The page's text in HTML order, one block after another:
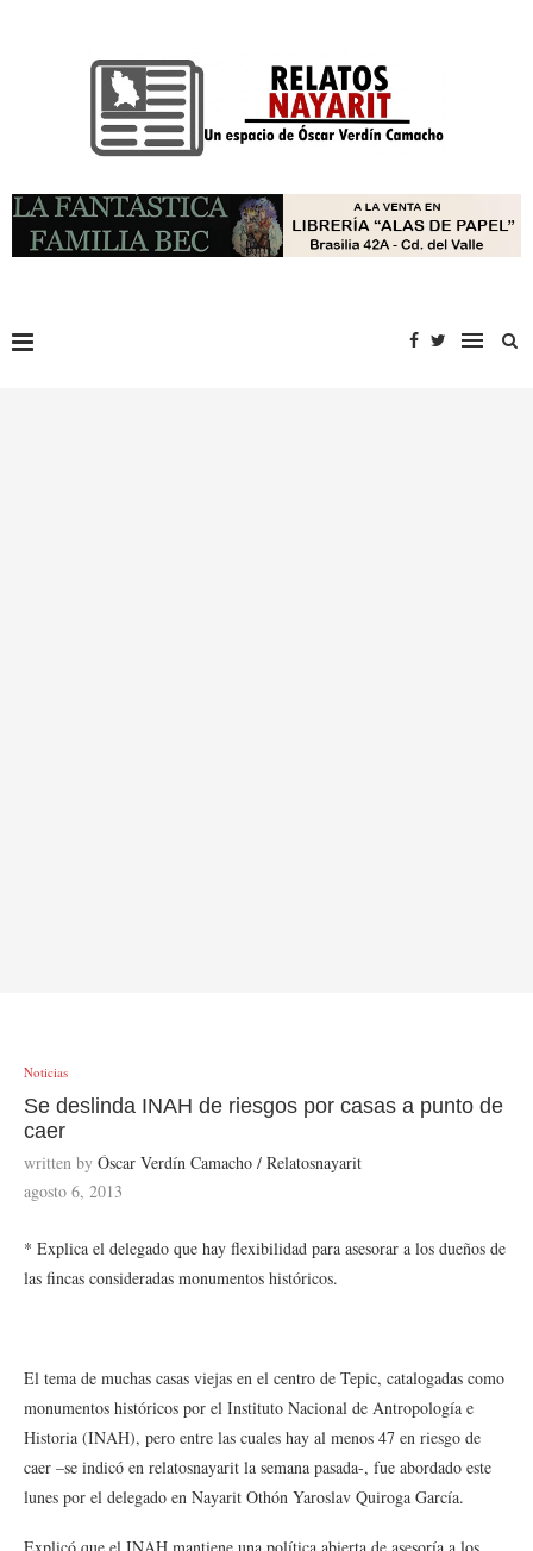
Noticias
Se deslinda INAH de riesgos por casas a punto de
caer
written by Óscar Verdín Camacho / Relatosnayarit
agosto 6, 2013
* Explica el delegado que hay flexibilidad para asesorar a los dueños de
las fincas consideradas monumentos históricos.
El tema de muchas casas viejas en el centro de Tepic, catalogadas como
monumentos históricos por el Instituto Nacional de Antropología e
Historia (INAH), pero entre las cuales hay al menos 47 en riesgo de
caer –se indicó en relatosnayarit la semana pasada-, fue abordado este
lunes por el delegado en Nayarit Othón Yaroslav Quiroga García.